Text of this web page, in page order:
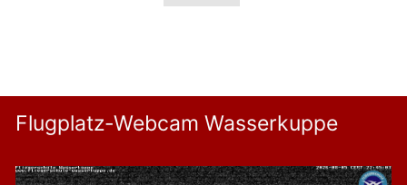
Flugplatz-Webcam Wasserkuppe